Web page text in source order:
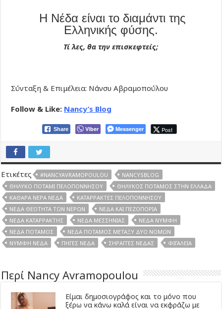
Η Νέδα είναι το διαμάντι της
Ελληνικής φύσης.
Τί λες, θα την επισκεφτείς;
Σύνταξη & Επιμέλεια: Νάνσυ Αβραμοπούλου
Follow & Like: Nancy’s Blog
Share Viber Messenger Post
Ετικέτες #NANCYAVRAMOPOULOU
NANCYSBLOG
ΘΗΛΥΚΌ ΠΟΤΆΜΙ ΠΕΛΟΠΟΝΝΉΣΟΥ
ΘΗΛΥΚΌΣ ΠΟΤΑΜΌΣ ΣΤΗΝ ΕΛΛΆΔΑ
ΚΑΘΑΡΆ ΝΕΡΆ ΝΈΔΑ
ΚΑΤΑΡΡΆΚΤΕΣ ΠΕΛΟΠΟΝΝΉΣΟΥ
ΝΈΔΑ ΘΕΌΤΗΤΑ ΤΩΝ ΝΕΡΏΝ
ΝΈΔΑ ΚΑΙ ΠΕΖΟΠΟΡΊΑ
ΝΈΔΑ ΚΑΤΑΡΡΆΚΤΗΣ
ΝΈΔΑ ΜΕΣΣΗΝΊΑΣ
ΝΕΔΑ ΝΎΜΦΗ
ΝΈΔΑ ΠΟΤΑΜΌΣ
ΝΈΔΑ ΠΟΤΑΜΌΣ ΜΕΤΑΞΎ ΔΎΟ ΝΟΜΏΝ
ΝΎΜΦΗ ΝΈΔΑ
ΠΗΓΈΣ ΝΈΔΑ ΣΉΡΑΓΓΕΣ ΝΈΔΑΣ ΦΙΓΑΛΕΊΑ
Περί Nancy Avramopoulou
Είμαι δημοσιογράφος και το μόνο που
ξέρω να κάνω καλά είναι να εκφράζω με